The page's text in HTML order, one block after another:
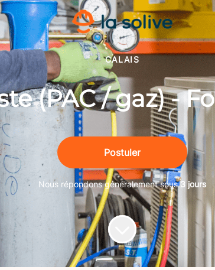
CALAIS
(PAC / gaz) -
Postuler
Nous répondons généralement sous3 jours